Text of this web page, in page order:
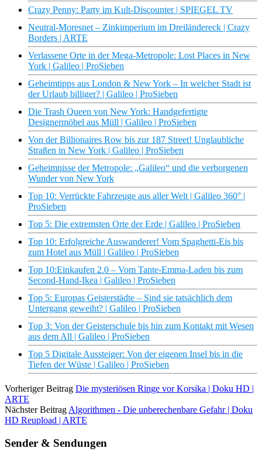
Crazy Penny: Party im Kult-Discounter | SPIEGEL TV
Neutral-Moresnet – Zinkimperium im Dreiländereck | Crazy
Borders | ARTE
Verlassene Orte in der Mega-Metropole: Lost Places in New
York | Galileo | ProSieben
Geheimtipps aus London & New York – In welcher Stadt ist
der Urlaub billiger? | Galileo | ProSieben
Die Trash Queen von New York: Handgefertigte
Designermöbel aus Müll | Galileo | ProSieben
Von der Billionaires Row bis zur 187 Street! Unglaubliche
Straßen in New York | Galileo | ProSieben
Geheimnisse der Metropole: „Galileo“ und die verborgenen
Wunder von New York
Top 10: Verrückte Fahrzeuge aus aller Welt | Galileo 360° |
ProSieben
Top 5: Die extremsten Orte der Erde | Galileo | ProSieben
Top 10: Erfolgreiche Auswanderer! Vom Spaghetti-Eis bis
zum Hotel aus Müll | Galileo | ProSieben
Top 10:Einkaufen 2.0 – Vom Tante-Emma-Laden bis zum
Second-Hand-Ikea | Galileo | ProSieben
Top 5: Europas Geisterstädte – Sind sie tatsächlich dem
Untergang geweiht? | Galileo | ProSieben
Top 3: Von der Geisterschule bis hin zum Kontakt mit Wesen
aus dem All | Galileo | ProSieben
Top 5 Digitale Aussteiger: Von der eigenen Insel bis in die
Tiefen der Wüste | Galileo | ProSieben
Vorheriger Beitrag Die mysteriösen Ringe vor Korsika | Doku HD |
ARTE
Nächster Beitrag Algorithmen - Die unberechenbare Gefahr | Doku
HD Reupload | ARTE
Sender & Sendungen